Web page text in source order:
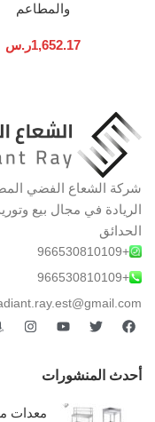
والمطاعم
1,652.17ر.س
شركة الشعاع الفضي
الريادة في مجال بيع
الحدائق
+966530810109
+966530810109
أحدث المنشورات
معدات